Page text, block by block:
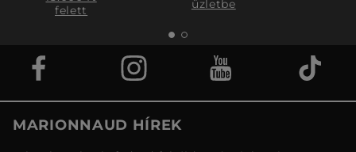
felett
üzletbe
MARIONNAUD HÍREK